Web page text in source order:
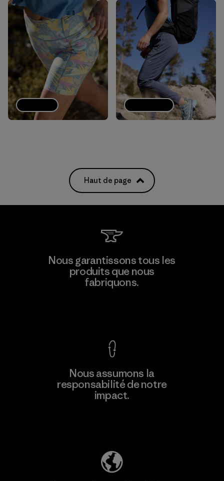
Haut de page
Nous garantissons tous les
produits que nous
fabriquons.
Nous assumons la
responsabilité de notre
impact.